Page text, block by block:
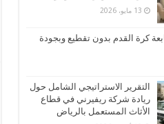
13 مايو، 2026
كرة القدم بدون تقطيع وبجودة
التقرير الاستراتيجي الشامل حول
ريادة شركة ريفيرني في قطاع
الأثاث المستعمل بالرياض